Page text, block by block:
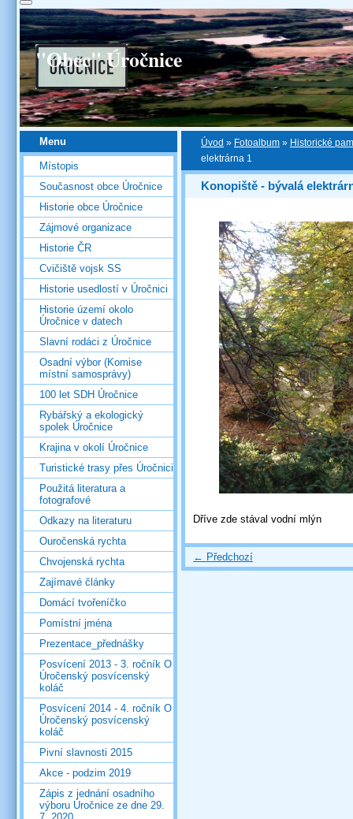
"Obec" Úročnice
Úvod » Fotoalbum » Historické
elektrárna 1
Konopiště - bývalá
Dříve zde stával vodní mlýn
← Předchozí
Menu
Místopis
Současnost obce Úročnice
Historie obce Úročnice
Zájmové organizace
Historie ČR
Cvičiště vojsk SS
Historie usedlostí v Úročnici
Historie území okolo
Úročnice v datech
Slavní rodáci z Úročnice
Osadní výbor (Komise
místní samosprávy)
100 let SDH Úročnice
Rybářský a ekologický
spolek Úročnice
Krajina v okolí Úročnice
Turistické trasy přes Úročnici
Použitá literatura a
fotografové
Odkazy na literaturu
Ouročenská rychta
Chvojenská rychta
Zajímavé články
Domácí tvořeníčko
Pomístní jména
Prezentace_přednášky
Posvícení 2013 - 3. ročník O
Úročenský posvícenský
koláč
Posvícení 2014 - 4. ročník O
Úročenský posvícenský
koláč
Pivní slavnosti 2015
Akce - podzim 2019
Zápis z jednání osadního
výboru Úročnice ze dne 29.